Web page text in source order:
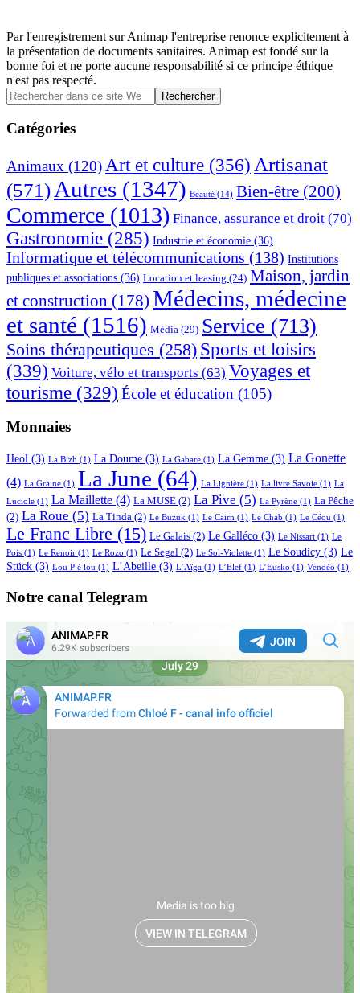
Par l'enregistrement sur Animap l'entreprise renonce explicitement à
la présentation de documents sanitaires. Animap est fondé sur la
bonne foi et ne porte aucune responsabilité si ce principe éthique
n'est pas respecté.
Barre
latérale
principale
Rechercher
dans
ce
site
Catégories
Animaux (120) Art et culture (356) Artisanat
(571) Autres (1347) Beauté (14) Bien-être (200)
Commerce (1013) Finance, assurance et droit (70)
Gastronomie (285) Industrie et économie (36)
Informatique et télécommunications (138) Institutions
publiques et associations (36) Location et leasing (24) Maison, jardin
et construction (178) Médecins, médecine
et santé (1516) Média (29) Service (713)
Soins thérapeutiques (258) Sports et loisirs
(339) Voiture, vélo et transports (63) Voyages et
tourisme (329) École et éducation (105)
Monnaies
Heol (3) La Bizh (1) La Doume (3) La Gabare (1) La Gemme (3) La Gonette
(4) La Graine (1) La June (64) La Lignière (1) La livre Savoie (1) La
Luciole (1) La Maillette (4) La MUSE (2) La Pive (5) La Pyrène (1) La Pêche
(2) La Roue (5) La Tinda (2) Le Buzuk (1) Le Cairn (1) Le Chab (1) Le Céou (1)
Le Franc Libre (15) Le Galais (2) Le Galléco (3) Le Nissart (1) Le
Pois (1) Le Renoir (1) Le Rozo (1) Le Segal (2) Le Sol-Violette (1) Le Soudicy (3) Le
Stück (3) Lou P é lou (1) L’Abeille (3) L’Aïga (1) L’Elef (1) L’Eusko (1) Vendéo (1)
Notre canal Telegram